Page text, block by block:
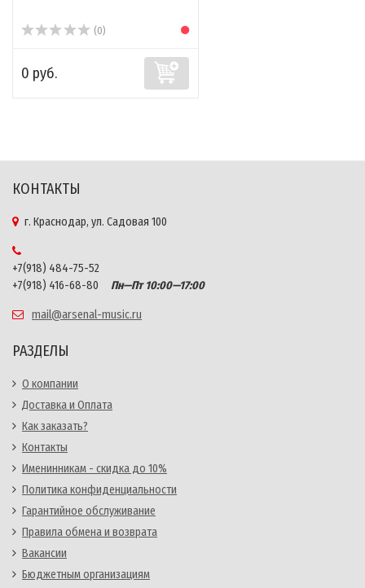
(0)
0 руб.
КОНТАКТЫ
г. Краснодар, ул. Садовая 100
+7(918) 484-75-52
+7(918) 416-68-80
Пн—Пт 10:00—17:00
mail@arsenal-music.ru
РАЗДЕЛЫ
О компании
Доставка и Оплата
Как заказать?
Контакты
Именинникам - скидка до 10%
Политика конфиденциальности
Гарантийное обслуживание
Правила обмена и возврата
Вакансии
Бюджетным организациям